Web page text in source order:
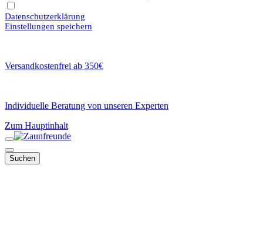
Datenschutzerklärung
Einstellungen speichern
Versandkostenfrei ab 350€
Individuelle Beratung von unseren Experten
Zum Hauptinhalt
Suchen